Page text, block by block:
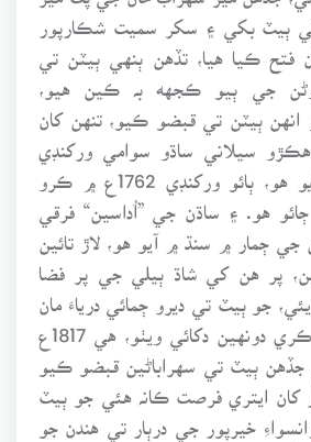
ٻيٽ بکي ۽ سکر سميت شڪارپور
فتح ڪيا هيا، تڏهن ٻنهي ٻيٽن تي
جي ٻيو ڪجهه بہ ڪين هيو،
1823ع ۾ انهن ٻيٽن تي قبضو ڪيو، تنهن کان
سيلاني ساڌو سوامي ورکنڊي
هو. ۽ ساڌن جي ”اُداسين“ فرقي
58 ورهين جي ڄمار ۾ سنڌ ۾ آيو هو، لاڙ تائين
پر هن کي شاڌ ٻيلي جي پر فضا
جو ٻيٽ تي ديرو ڄمائي درياءَ مان
جڏهن ٻيٽ تي سهراباڻين قبضو ڪيو
کان ايتري فرصت ڪانہ هئي جو ٻيٽ
خيرپور جي درٻار تي هندن جو